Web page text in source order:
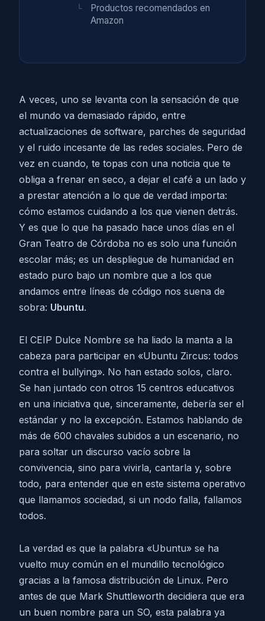
Productos recomendados en
Amazon
A veces, uno se levanta con la sensación de que
el mundo va demasiado rápido, entre
actualizaciones de software, parches de seguridad
y el ruido incesante de las redes sociales. Pero de
vez en cuando, te topas con una noticia que te
obliga a frenar en seco, a dejar el café a un lado y
a prestar atención a lo que de verdad importa:
cómo estamos cuidando a los que vienen detrás.
Y es que lo que ha pasado hace unos días en el
Gran Teatro de Córdoba no es solo una función
escolar más; es un despliegue de humanidad en
estado puro bajo un nombre que a los que
andamos entre líneas de código nos suena de
sobra: Ubuntu.
El CEIP Dulce Nombre se ha liado la manta a la
cabeza para participar en «Ubuntu Zircus: todos
contra el bullying». No han estado solos, claro.
Se han juntado con otros 15 centros educativos
en una iniciativa que, sinceramente, debería ser el
estándar y no la excepción. Estamos hablando de
más de 600 chavales subidos a un escenario, no
para soltar un discurso vacío sobre la
convivencia, sino para vivirla, cantarla y, sobre
todo, para entender que en este sistema operativo
que llamamos sociedad, si un nodo falla, fallamos
todos.
La verdad es que la palabra «Ubuntu» se ha
vuelto muy común en el mundillo tecnológico
gracias a la famosa distribución de Linux. Pero
antes de que Mark Shuttleworth decidiera que era
un buen nombre para un SO, esta palabra ya